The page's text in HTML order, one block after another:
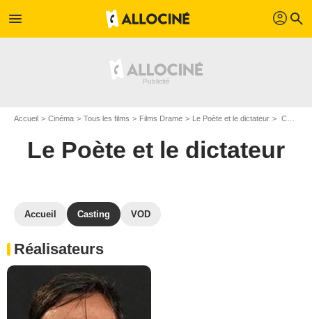
menu profil search
Accueil Cinéma Tous les films Films Drame Le Poète et le dictateur Casting Le Poète et le dictateur
Le Poète et le dictateur
Accueil Casting VOD
Réalisateurs